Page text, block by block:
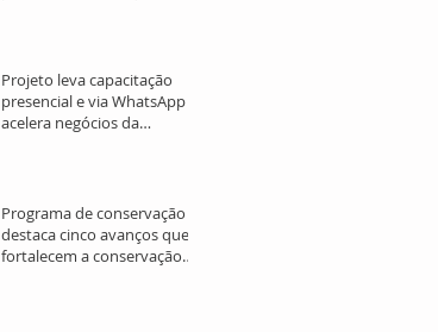
Projeto leva capacitação
presencial e via WhatsApp e
acelera negócios da
Programa de conservação
destaca cinco avanços que
fortalecem a conservação